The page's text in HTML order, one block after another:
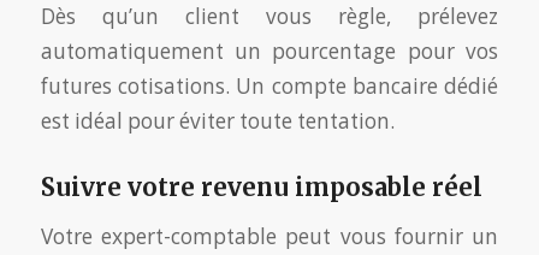
Dès qu’un client vous règle, prélevez
automatiquement un pourcentage pour vos
futures cotisations. Un compte bancaire dédié
est idéal pour éviter toute tentation.
Suivre votre revenu imposable réel
Votre expert-comptable peut vous fournir un